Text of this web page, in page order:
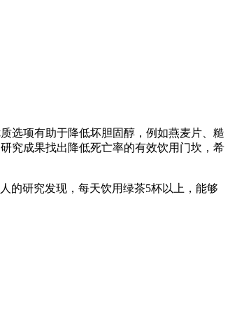
选项有助于降低坏胆固醇，例如燕麦片、糙
究成果找出降低死亡率的有效饮用门坎，希
的研究发现，每天饮用绿茶5杯以上，能够